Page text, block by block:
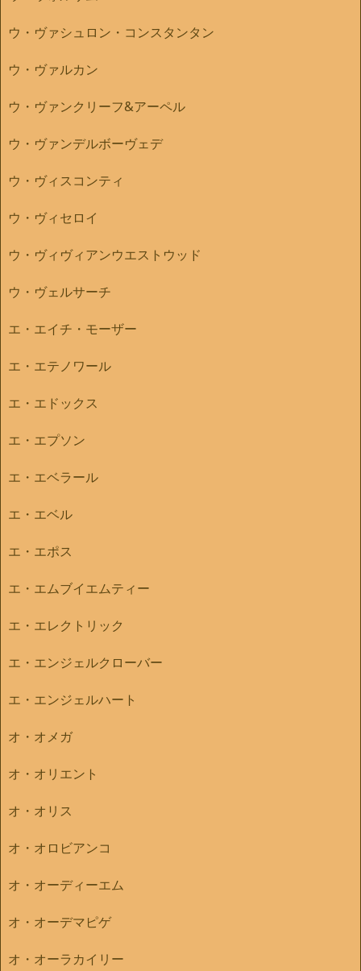
ウ・ヴァシュロン・コンスタンタン
ウ・ヴァルカン
ウ・ヴァンクリーフ&アーペル
ウ・ヴァンデルボーヴェデ
ウ・ヴィスコンティ
ウ・ヴィセロイ
ウ・ヴィヴィアンウエストウッド
ウ・ヴェルサーチ
エ・エイチ・モーザー
エ・エテノワール
エ・エドックス
エ・エプソン
エ・エベラール
エ・エベル
エ・エポス
エ・エムブイエムティー
エ・エレクトリック
エ・エンジェルクローバー
エ・エンジェルハート
オ・オメガ
オ・オリエント
オ・オリス
オ・オロビアンコ
オ・オーディーエム
オ・オーデマピゲ
オ・オーラカイリー